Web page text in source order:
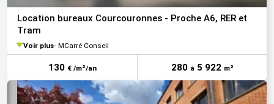
Location bureaux Courcouronnes - Proche A6, RER et
Tram
Voir plus MCarré Conseil
130 € /m²/an 280 à5 922 m²